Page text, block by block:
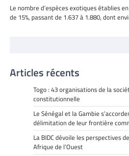
Le nombre d’espèces exotiques établies
de 15%, passant de 1.637 à 1.880, dont
Articles récents
Togo : 43 organisations de la
constitutionnelle
Le Sénégal et la Gambie
délimitation de leur frontière
La BIDC dévoile les perspectives
Afrique de l’Ouest